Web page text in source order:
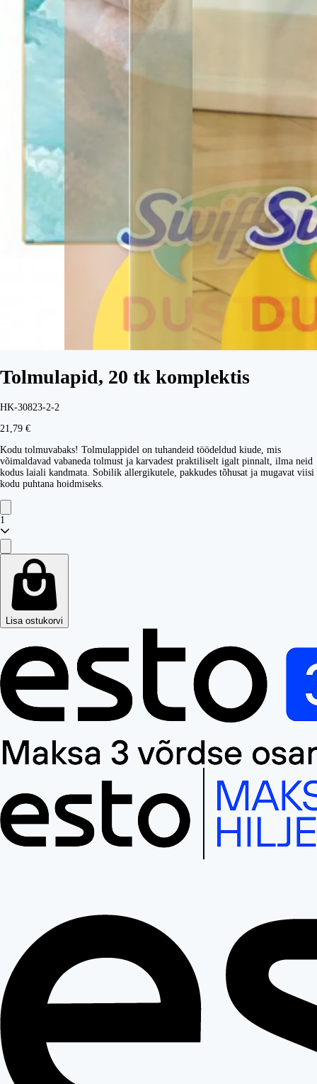
Tolmulapid, 20 tk komplektis
HK-30823-2-2
21,79 €
Kodu tolmuvabaks! Tolmulappidel on tuhandeid töödeldud kiude, mis
võimaldavad vabaneda tolmust ja karvadest praktiliselt igalt pinnalt, ilma neid
kodus laiali kandmata. Sobilik allergikutele, pakkudes tõhusat ja mugavat viisi
kodu puhtana hoidmiseks.
1
Lisa ostukorvi